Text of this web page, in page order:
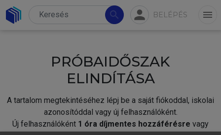
search person BELÉPÉS menu
PRÓBAIDŐSZAK
ELINDÍTÁSA
A tartalom megtekintéséhez lépj be a saját fiókoddal, iskolai
azonosítóddal vagy új felhasználóként.
Új felhasználóként 1 óra díjmentes hozzáférésre vagy